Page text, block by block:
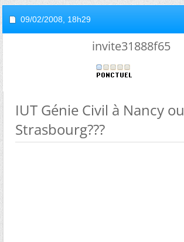
09/02/2008, 18h29
invite31888f65
IUT Génie Civil à Nancy ou
Strasbourg???